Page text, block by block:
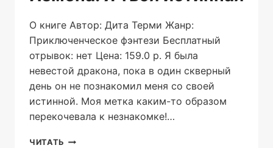
О книге Автор: Дита Терми Жанр:
Приключенческое фэнтези Бесплатный
отрывок: нет Цена: 159.0 р. Я была
невестой дракона, пока в один скверный
день он не познакомил меня со своей
истинной. Моя метка каким-то образом
перекочевала к незнакомке!…
ЧИТАТЬ ИЗМЕНА.